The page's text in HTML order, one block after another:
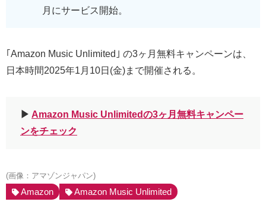
月にサービス開始。
｢Amazon Music Unlimited｣ の3ヶ月無料キャンペーンは、
日本時間2025年1月10日(金)まで開催される。
▶︎ Amazon Music Unlimitedの3ヶ月無料キャンペー
ンをチェック
(画像：アマゾンジャパン)
Amazon Amazon Music Unlimited